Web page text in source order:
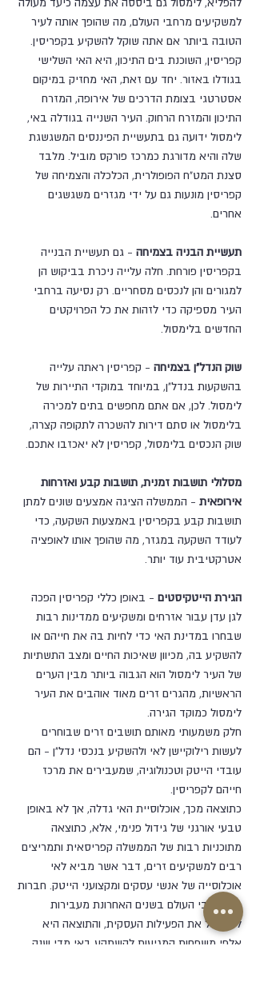
למשקיעים מרחבי העולם, מה שהופך אותה לעיר
הטובה ביותר אם אתה שוקל להשקיע בקפריסין.
קפריסין, השוכנת בים התיכון, היא האי השלישי
בגודלו באזור. יחד עם זאת, האי מחזיק במיקום
אסטרטגי בצומת הדרכים של אירופה, המזרח
התיכון והמזרח הרחוק. העיר השנייה בגודלה באי,
לימסול ידועה גם בתעשיית הפיננסים המשגשגת
שלה והיא מדורגת כמרכז פורקס מוביל. מלבד
סצנת המט"ח הפופולרית, הכלכלה והצמיחה של
קפריסין מונעות גם על ידי מגזרים משגשגים
אחרים.
תעשיית הבניה בצמיחה - גם תעשיית הבנייה
בקפריסין פורחת. חלה עלייה ניכרת בביקוש הן
למגורים והן לנכסים מסחריים. רק נסיעה ברחבי
העיר מספיקה כדי לזהות את כל הפרויקטים
החדשים בלימסול.
שוק הנדל"ן בצמיחה - קפריסין ראתה עלייה
בהשקעות בנדל"ן, במיוחד במוקדי התיירות של
לימסול. לכן, אם אתם מחפשים בתים למכירה
בלימסול או סתם דירות להשכרה לתקופה קצרה,
שוק הנכסים בלימסול, קפריסין לא יאכזבו אתכם.
מסלולי תושבות זמנית, תושבות קבע ואזרחות
אירופאית - הממשלה הציגה אמצעים שונים למתן
תושבות קבע בקפריסין באמצעות השקעה, כדי
לעודד השקעה במגזר, מה שהופך אותו לאופציה
אטרקטיבית עוד יותר.
הגירת הייטקיסטים - באופן כללי קפריסין הפכה
לגן עדן עבור אזרחים ומשקיעים ממדינות רבות
שבחרו במדינת האי כדי לחיות בה את חייהם או
להשקיע בה, מכיוון שאיכות החיים ומצב התשתיות
של העיר לימסול הוא הגבוה ביותר מבין הערים
הראשיות, מהגרים זרים מאוד אוהבים את העיר
לימסול כמוקד הגירה.
חלק משמעותי מאותם תושבים זרים שבוחרים
לעשות רילוקיישן לאי ולהשקיע בנכסי נדל"ן - הם
עובדי הייטק וטכנולוגיה, שמעבירים את מרכז
חייהם לקפריסין.
כתוצאה מכך, אוכלוסיית האי גדלה, אך לא באופן
טבעי אורגני של גידול פנימי, אלא, כתוצאה
מתוכניות רבות של הממשלה קפריסאית ותמריצים
רבים למשקיעים זרים, דבר אשר מביא לאי
אוכלוסייה של אנשי עסקים ומקצועני הייטק. חברות
מכל רחבי העולם בשנים האחרונת מעבירות
ללימסול את הפעילות העסקית, והתוצאה היא
אלפי משפחות המגיעות להשתקע באי מדי שנה.